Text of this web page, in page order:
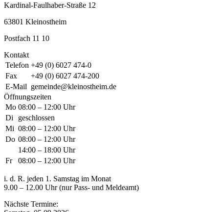
Kardinal-Faulhaber-Straße 12
63801 Kleinostheim
Postfach 11 10
Kontakt
Telefon +49 (0) 6027 474-0
Fax
+49 (0) 6027 474-200
E-Mail gemeinde@kleinostheim.de
Öffnungszeiten
Mo 08:00 – 12:00 Uhr
Di
geschlossen
Mi 08:00 – 12:00 Uhr
Do 08:00 – 12:00 Uhr
14:00 – 18:00 Uhr
Fr
08:00 – 12:00 Uhr
i. d. R. jeden 1. Samstag im Monat
9.00 – 12.00 Uhr (nur Pass- und Meldeamt)
Nächste Termine: